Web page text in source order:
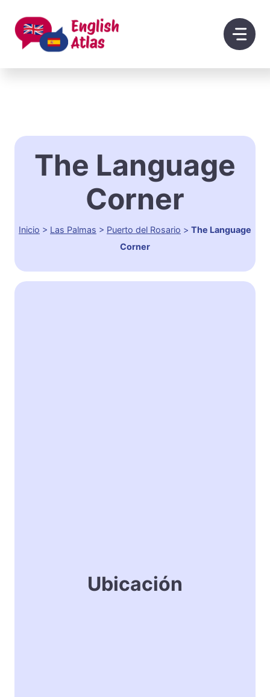
contenido
The Language
Corner
Inicio > Las Palmas > Puerto del Rosario > The Language
Corner
Ubicación